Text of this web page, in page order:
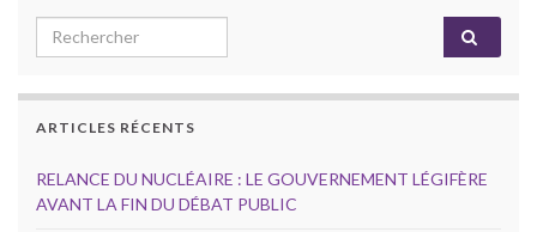
Search for:
ARTICLES RÉCENTS
RELANCE DU NUCLÉAIRE : LE GOUVERNEMENT LÉGIFÈRE
AVANT LA FIN DU DÉBAT PUBLIC